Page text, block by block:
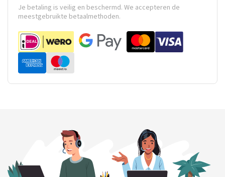
Je betaling is veilig en beschermd. We accepteren de
meestgebruikte betaalmethoden.